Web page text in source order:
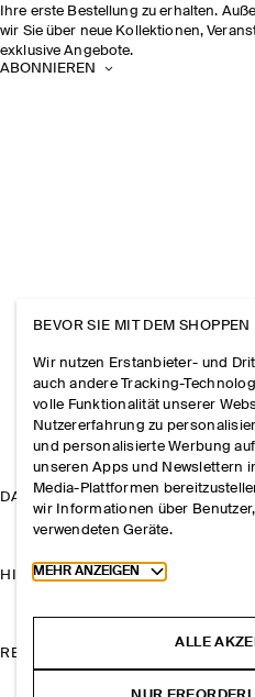
Ihre erste Bestellung zu erhalten.
wir Sie über neue Kollektionen,
exklusive Angebote.
ABONNIEREN
DAS UNTERNEHMEN
HILFE
RECHTLICHES
BEVOR SIE MIT DEM
Wir nutzen Erstanbieter- und
auch andere Tracking-
volle Funktionalität unserer
Nutzererfahrung zu
und personalisierte Werbung
unseren Apps und Newslettern
Media-Plattformen
wir Informationen über
verwendeten Geräte.
Toggle more cookie
MEHR ANZEIGEN
ALLE